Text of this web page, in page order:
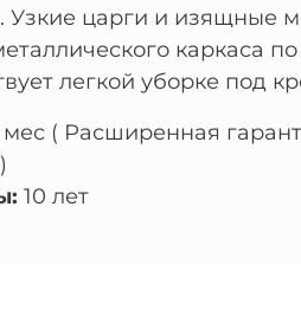
Узкие царги и изящные
каркаса
легкой уборке под
мес ( Расширенная
10 лет